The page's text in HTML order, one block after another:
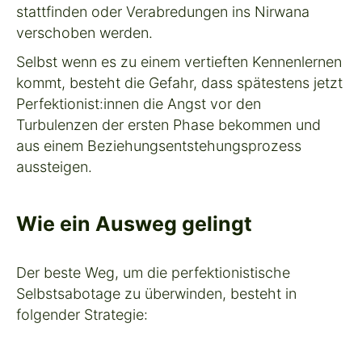
stattfinden oder Verabredungen ins Nirwana
verschoben werden.
Selbst wenn es zu einem vertieften Kennenlernen
kommt, besteht die Gefahr, dass spätestens jetzt
Perfektionist:innen die Angst vor den
Turbulenzen der ersten Phase bekommen und
aus einem Beziehungsentstehungsprozess
aussteigen.
Wie ein Ausweg gelingt
Der beste Weg, um die perfektionistische
Selbstsabotage zu überwinden, besteht in
folgender Strategie: